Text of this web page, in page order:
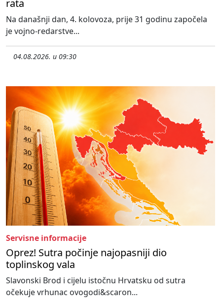
rata
Na današnji dan, 4. kolovoza, prije 31 godinu započela
je vojno-redarstve...
04.08.2026. u 09:30
Servisne informacije
Oprez! Sutra počinje najopasniji dio
toplinskog vala
Slavonski Brod i cijelu istočnu Hrvatsku od sutra
očekuje vrhunac ovogodi&scaron...